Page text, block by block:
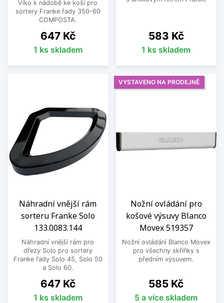
Víko k nádobě ke koši pro
sortery Franke řady 350-60
COMPOSTA.
Cena
647 Kč
1 ks skladem
Cena
583 Kč
1 ks skladem
Náhradní vnější rám
sorteru Franke Solo
133.0083.144
Náhradní vnější rám pro
dřezy Solo pro sortery
Franke řady Solo 45, Solo 50
a Solo 60.
Cena
647 Kč
1 ks skladem
Nožní ovládání pro
košové výsuvy Blanco
Movex 519357
Nožní ovládání Blanco Movex
pro všechny skříňky s
předním výsuvem.
Cena
585 Kč
5 a více skladem
VYSTAVENO NA PRODEJNĚ